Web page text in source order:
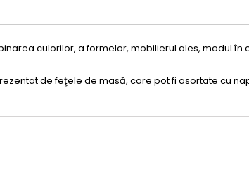
culorilor, a formelor, mobilierul ales, modul
de feţele de masă, care pot fi asortate cu